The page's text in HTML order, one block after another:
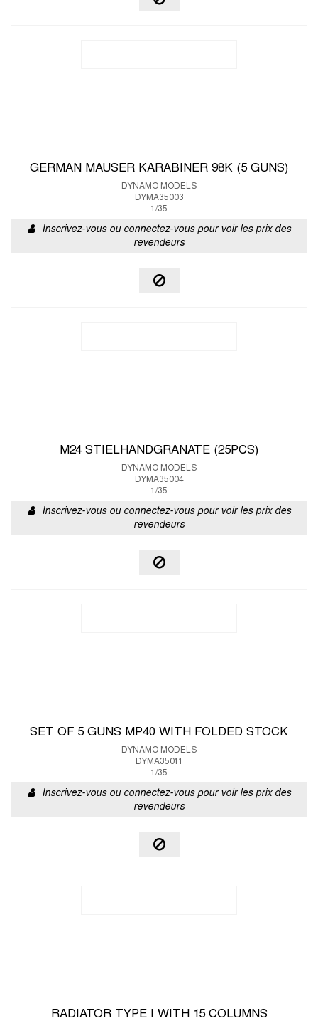
GERMAN MAUSER KARABINER 98K (5 GUNS)
DYNAMO MODELS
DYMA35003
1/35
Inscrivez-vous ou connectez-vous pour voir les prix des
revendeurs
M24 STIELHANDGRANATE (25PCS)
DYNAMO MODELS
DYMA35004
1/35
Inscrivez-vous ou connectez-vous pour voir les prix des
revendeurs
SET OF 5 GUNS MP40 WITH FOLDED STOCK
DYNAMO MODELS
DYMA35011
1/35
Inscrivez-vous ou connectez-vous pour voir les prix des
revendeurs
RADIATOR TYPE I WITH 15 COLUMNS